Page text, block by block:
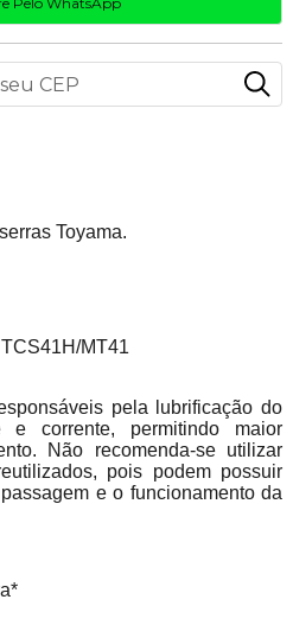
Toyama.
MT41
pela lubrificação do
corrente, permitindo maior
Não recomenda-se utilizar
pois podem possuir
e o funcionamento da